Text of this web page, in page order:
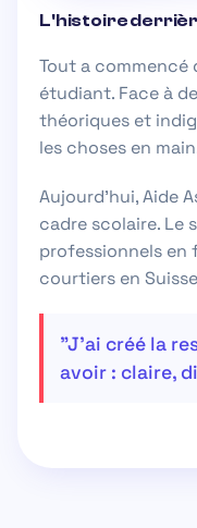
L'histoire
Tout a commencé
étudiant. Face à
théoriques et
les choses en
Aujourd'hui,Aide
cadre scolaire. Le
professionnels
courtiers en
"J'ai créé la
avoir : claire,